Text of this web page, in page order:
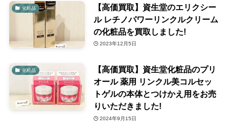
化粧品
【高価買取】資生堂のエリクシー
ル レチノパワーリンクルクリーム
の化粧品を買取しました!
2023年12月5日
化粧品
【高価買取】資生堂化粧品のプリ
オール 薬用 リンクル美コルセッ
トゲルの本体とつけかえ用をお売
りいただきました!
2024年9月15日